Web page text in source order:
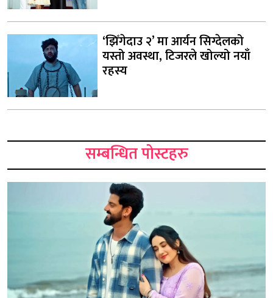
‘झिँगेदाउ २’ मा आर्यन सिग्देलको
यस्तो अवस्था, टिजरले खोल्यो नयाँ
रहस्य
सम्बन्धित पोस्टहरु